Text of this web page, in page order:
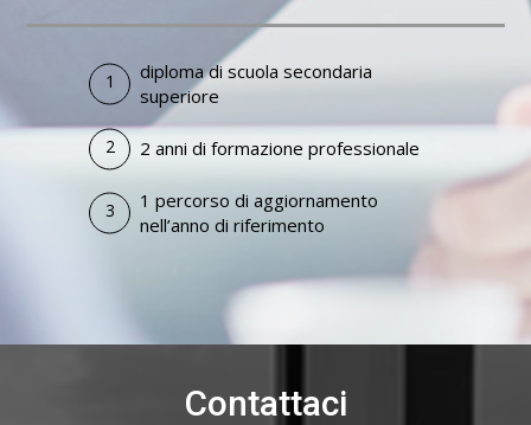
diploma di scuola secondaria
superiore
2 anni di formazione professionale
1 percorso di aggiornamento
nell’anno di riferimento
Contattaci